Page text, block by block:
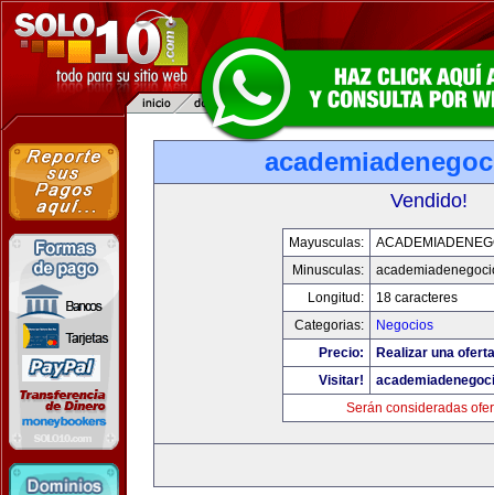
Vendido!
Mayusculas:
Minusculas:
Longitud:
18 caracteres
Categorias:
Negocios
Precio:
Realizar una
Visitar!
Serán consideradas